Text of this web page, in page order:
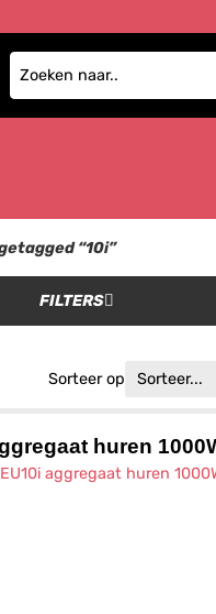
“10i”
FILTERS
Sorteer op
huren